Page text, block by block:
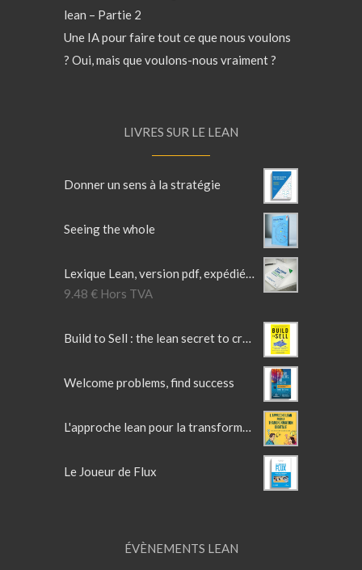
lean – Partie 2
Une IA pour faire tout ce que nous voulons
? Oui, mais que voulons-nous vraiment ?
LIVRES SUR LE LEAN
Donner un sens à la stratégie
Seeing the whole
9.48 € Hors TVA
Welcome problems, find success
Le Joueur de Flux
ÉVÈNEMENTS LEAN